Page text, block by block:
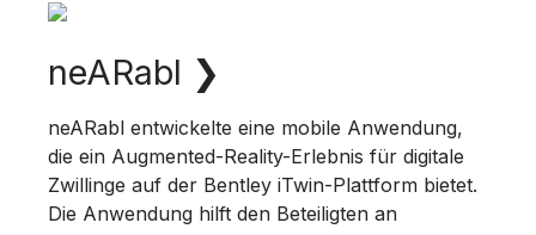
neARabl ❯
neARabl entwickelte eine mobile Anwendung,
die ein Augmented-Reality-Erlebnis für digitale
Zwillinge auf der Bentley iTwin-Plattform bietet.
Die Anwendung hilft den Beteiligten an